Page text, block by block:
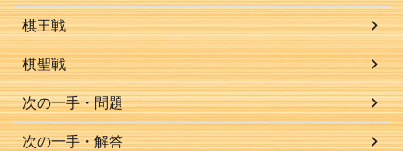
棋王戦
棋聖戦
次の一手・問題
次の一手・解答